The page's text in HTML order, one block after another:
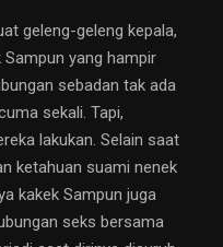
geleng-geleng kepala,
yang hampir
sebadan tak ada
sekali. Tapi,
lakukan. Selain saat
ketahuan suami nenek
kakek Sampun juga
seks bersama